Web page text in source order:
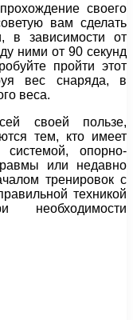
своего
вам сделать
в зависимости от
ними от 90 секунд
пройти этот
вес снаряда, в
веса.
своей пользе,
тем, кто имеет
системой, опорно-
или недавно
тренировок с
техникой
необходимости